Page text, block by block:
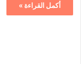
أكمل القراءة »